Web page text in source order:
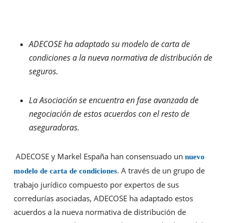
ADECOSE ha adaptado su modelo de carta de
condiciones a la nueva normativa de distribución de
seguros.
La Asociación se encuentra en fase avanzada de
negociación de estos acuerdos con el resto de
aseguradoras.
ADECOSE y Markel España han consensuado un nuevo
modelo de carta de condiciones. A través de un grupo de
trabajo jurídico compuesto por expertos de sus
corredurías asociadas, ADECOSE ha adaptado estos
acuerdos a la nueva normativa de distribución de